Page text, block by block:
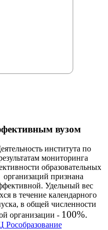
вузом
института по
мониторинга
образовательных
организаций признана
Удельный вес
в течение календарного
в общей численности
организации - 100%.
Рособразование